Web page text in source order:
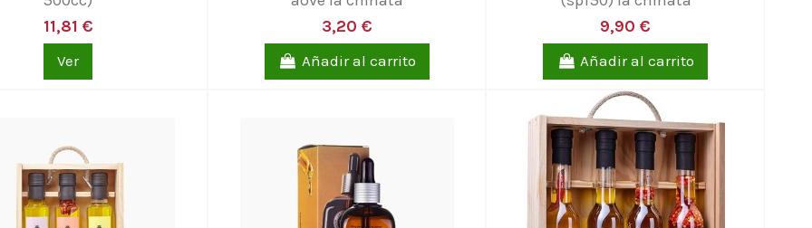
11,81 €
Ver
3,20 €
Añadir al carrito
9,90 €
Añadir al carrito